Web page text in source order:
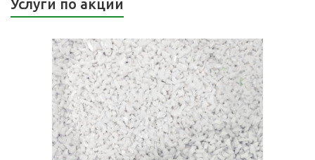
Услуги по акции